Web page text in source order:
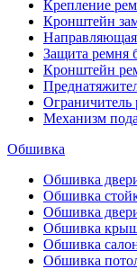
Крепление
Кронштейн
Направляющая
Защита ремня
Кронштейн
Ограничитель
Механизм
Обшивка
Обшивка
Обшивка
Обшивка
Обшивка
Обшивка
Обшивка